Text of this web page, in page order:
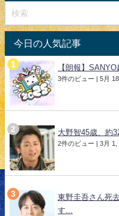
今日の人気記事
【朗報】
3件のビュー | 5月
大野智45歳、約
2件のビュー | 3月 1,
東野圭吾さん死
す...